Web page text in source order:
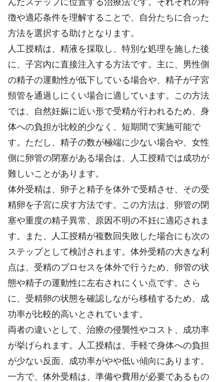
徴や適応条件を理解することで、自分たちに合った
方法を選択する助けとなります。
人工授精は、精液を採取し、特別な処理を施した後
に、子宮内に直接注入する方法です。主に、男性側
の精子の運動性が低下している場合や、精子が子宮
頸管を通過しにくい場合に適しています。この方法
では、自然妊娠に近い形で受精が行われるため、身
体への負担が比較的少なく、短期間で実施可能で
す。ただし、精子の数が極端に少ない場合や、女性
側に卵管の閉塞がある場合は、人工授精では成功が
難しいことがあります。
体外受精は、卵子と精子を体外で受精させ、その受
精卵を子宮に戻す方法です。この方法は、卵管の閉
塞や重度の精子異常、原因不明の不妊に適応されま
す。また、人工授精が複数回失敗した場合にも次の
ステップとして検討されます。体外受精の大きな利
点は、受精のプロセスを体外で行うため、卵管の状
態や精子の運動性に左右されにくい点です。さら
に、受精卵の状態を確認しながら移植するため、成
功率が比較的高いとされています。
両者の違いとして、治療の侵襲性やコスト、成功率
が挙げられます。人工授精は、手軽で身体への負担
が少ない反面、成功率がやや低い傾向にあります。
一方で、体外受精は、準備や費用が必要であるもの